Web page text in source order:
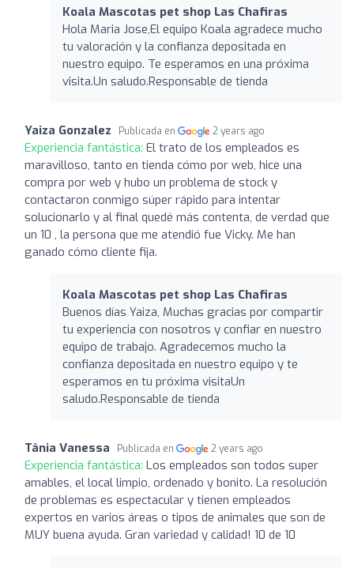
Koala Mascotas pet shop Las Chafiras
Hola Maria Jose,El equipo Koala agradece mucho
tu valoración y la confianza depositada en
nuestro equipo. Te esperamos en una próxima
visita.Un saludo.Responsable de tienda
Yaiza Gonzalez Publicada en 2 years ago
Experiencia fantástica: El trato de los empleados es
maravilloso, tanto en tienda cómo por web, hice una
compra por web y hubo un problema de stock y
contactaron conmigo súper rápido para intentar
solucionarlo y al final quedé más contenta, de verdad que
un 10 , la persona que me atendió fue Vicky. Me han
ganado cómo cliente fija.
Koala Mascotas pet shop Las Chafiras
Buenos días Yaiza, Muchas gracias por compartir
tu experiencia con nosotros y confiar en nuestro
equipo de trabajo. Agradecemos mucho la
confianza depositada en nuestro equipo y te
esperamos en tu próxima visitaUn
saludo.Responsable de tienda
Tânia Vanessa Publicada en 2 years ago
Experiencia fantástica: Los empleados son todos super
amables, el local limpio, ordenado y bonito. La resolución
de problemas es espectacular y tienen empleados
expertos en varios áreas o tipos de animales que son de
MUY buena ayuda. Gran variedad y calidad! 10 de 10